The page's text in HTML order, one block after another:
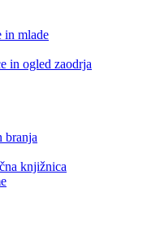
in mlade
in ogled zaodrja
branja
knjižnica